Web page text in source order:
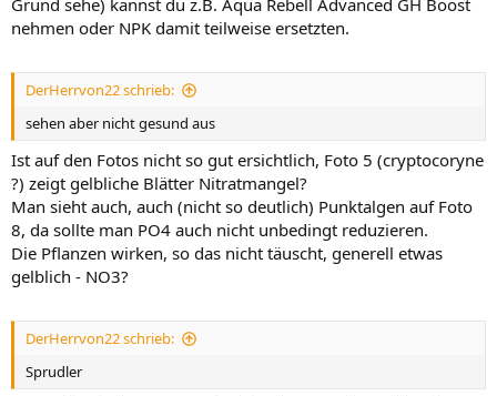
Grund sehe) kannst du z.B. Aqua Rebell Advanced GH Boost
nehmen oder NPK damit teilweise ersetzten.
DerHerrvon22 schrieb:
sehen aber nicht gesund aus
Ist auf den Fotos nicht so gut ersichtlich, Foto 5 (cryptocoryne
?) zeigt gelbliche Blätter Nitratmangel?
Man sieht auch, auch (nicht so deutlich) Punktalgen auf Foto
8, da sollte man PO4 auch nicht unbedingt reduzieren.
Die Pflanzen wirken, so das nicht täuscht, generell etwas
gelblich - NO3?
DerHerrvon22 schrieb:
Sprudler